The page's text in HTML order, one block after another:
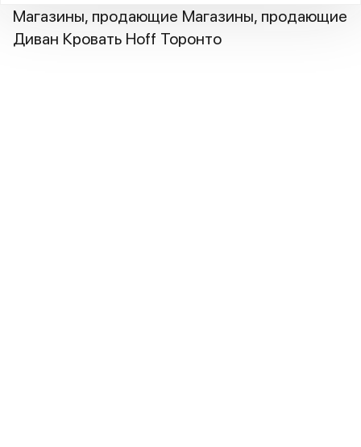
Магазины, продающие Магазины, продающие
Диван Кровать Hoff Торонто